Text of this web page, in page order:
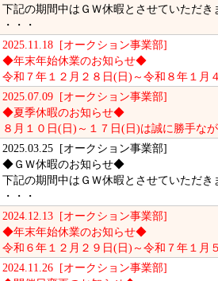
下記の期間中はＧＷ休暇とさせていただき
・・・
2025.11.18 [オークション事業部]
◆年末年始休業のお知らせ◆
令和７年１２月２８日(日)～令和８年１月
2025.07.09 [オークション事業部]
◆夏季休暇のお知らせ◆
８月１０日(日)～１７日(日)は誠に勝手な
2025.03.25 [オークション事業部]
◆ＧＷ休暇のお知らせ◆
下記の期間中はＧＷ休暇とさせていただき
・・・
2024.12.13 [オークション事業部]
◆年末年始休業のお知らせ◆
令和６年１２月２９日(日)～令和７年１月
2024.11.26 [オークション事業部]